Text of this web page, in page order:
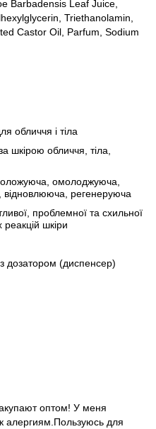
Barbadensis Leaf Juice,
Triethanolamin,
Castor Oil, Parfum, Sodium
обличчя і тіла
шкірою обличчя, тіла,
омолоджуюча,
відновлююча, регенеруюча
проблемної та схильної
реакцій шкіри
дозатором (диспенсер)
оптом! У меня
алергиям.Пользуюсь для